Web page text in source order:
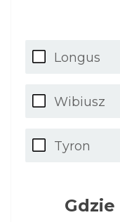
Longus
Wibiusz
Tyron
Gdzie